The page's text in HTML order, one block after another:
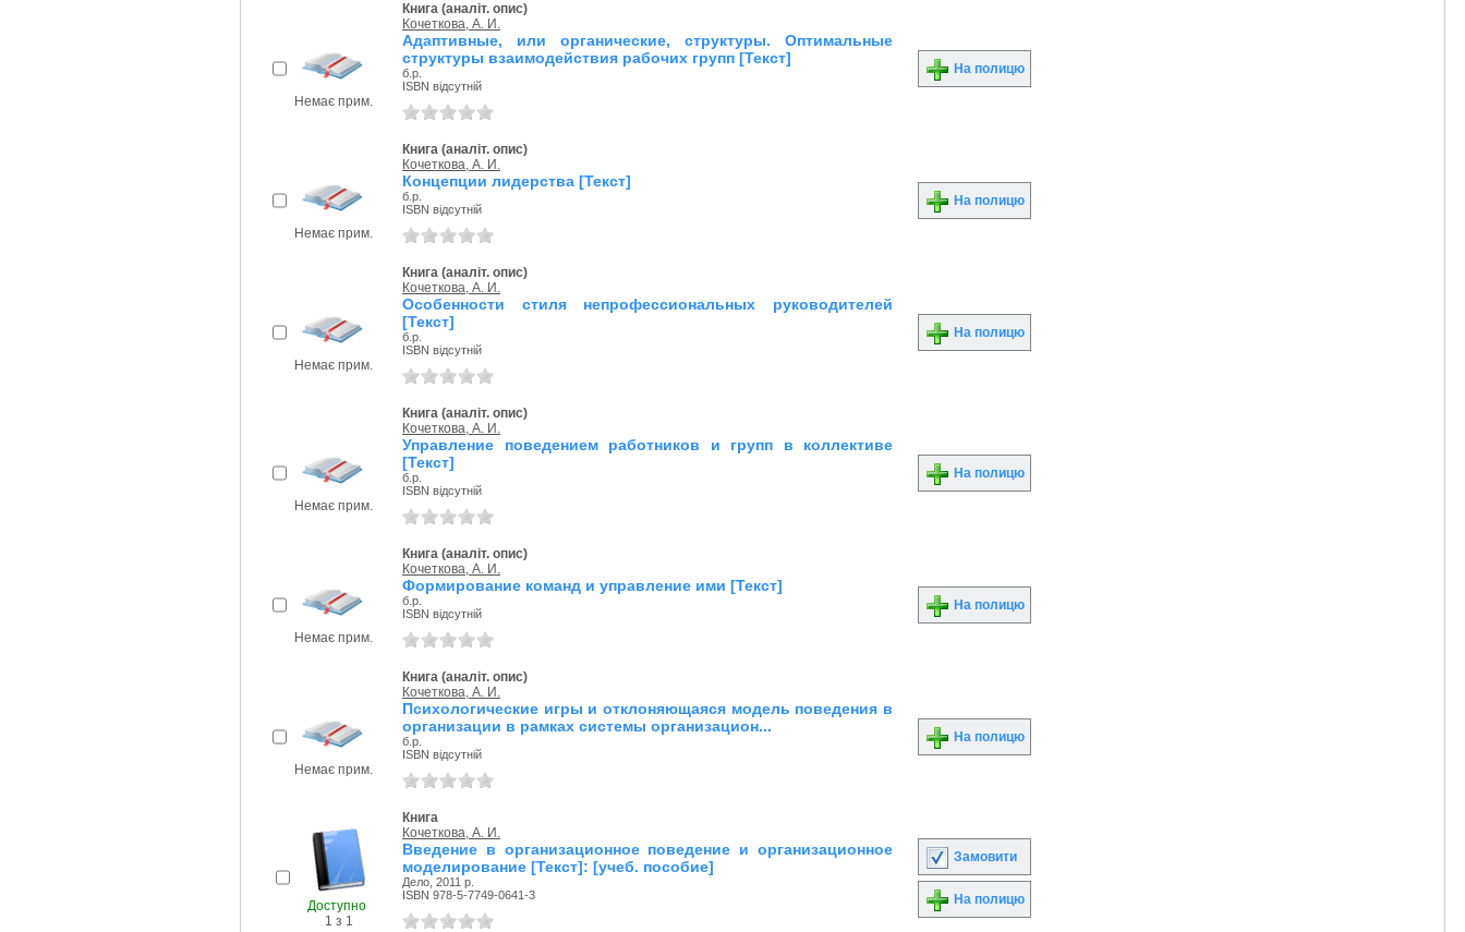
Немає прим.
Книга (аналіт. опис)
Кочеткова, А. И.
Адаптивные, или органические, структуры. Оптимальные
структуры взаимодействия рабочих групп [Текст]
б.р.
ISBN відсутній
На полицю
Немає прим.
Книга (аналіт. опис)
Кочеткова, А. И.
Концепции лидерства [Текст]
б.р.
ISBN відсутній
На полицю
Немає прим.
Книга (аналіт. опис)
Кочеткова, А. И.
Особенности стиля непрофессиональных руководителей
[Текст]
б.р.
ISBN відсутній
На полицю
Немає прим.
Книга (аналіт. опис)
Кочеткова, А. И.
Управление поведением работников и групп в коллективе
[Текст]
б.р.
ISBN відсутній
На полицю
Немає прим.
Книга (аналіт. опис)
Кочеткова, А. И.
Формирование команд и управление ими [Текст]
б.р.
ISBN відсутній
На полицю
Немає прим.
Книга (аналіт. опис)
Кочеткова, А. И.
Психологические игры и отклоняющаяся модель поведения в
организации в рамках системы организацион...
б.р.
ISBN відсутній
На полицю
Доступно
1 з 1
Книга
Кочеткова, А. И.
Введение в организационное поведение и организационное
моделирование [Текст]: [учеб. пособие]
Дело, 2011 р.
ISBN 978-5-7749-0641-3
Замовити
На полицю